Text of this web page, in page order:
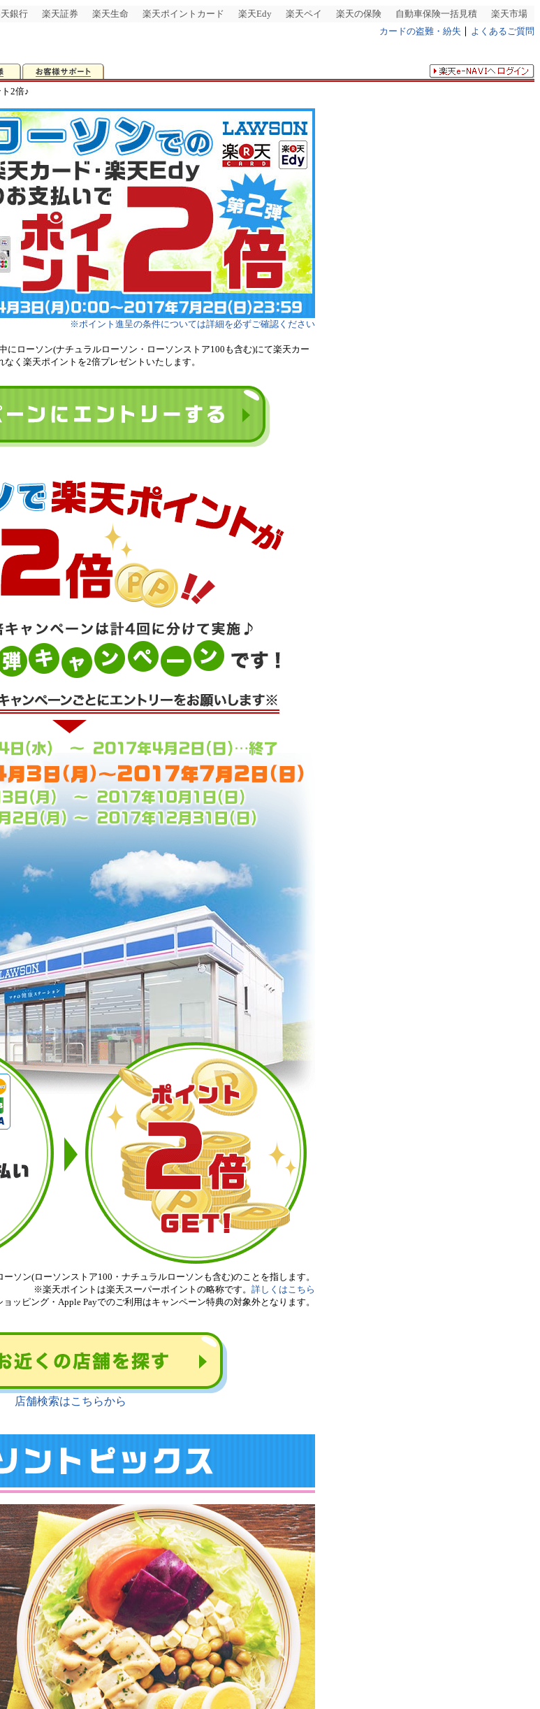
銀行 楽天証券 楽天生命 楽天ポイントカード 楽天Edy 楽天ペイ 楽天の保険 自動車保険一括見積
楽天市場
カードの盗難・紛失
よくあるご質問
2倍♪
※ポイント進呈の条件については詳細を必ずご確認ください
にローソン(ナチュラルローソン・ローソンストア100も含む)にて楽天カー
く楽天ポイントを2倍プレゼントいたします。
ソン(ローソンストア100・ナチュラルローソンも含む)のことを指します。
※楽天ポイントは楽天スーパーポイントの略称です。 詳しくはこちら
ッピング・Apple Payでのご利用はキャンペーン特典の対象外となります。
店舗検索はこちらから